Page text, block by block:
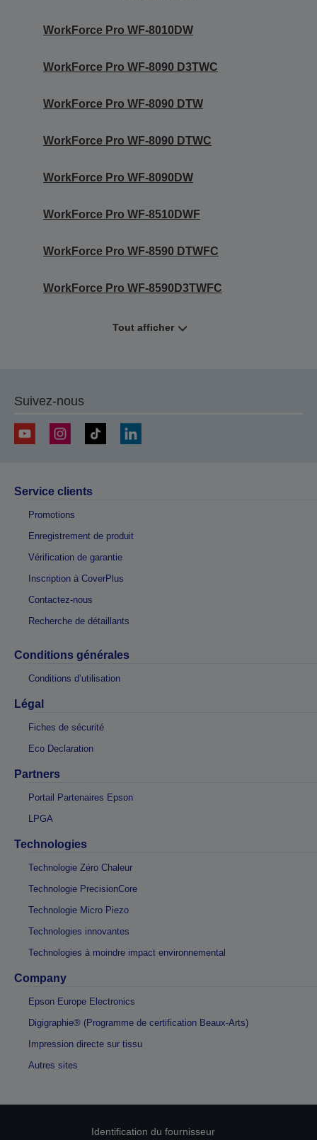
WorkForce Pro WF-8010DW
WorkForce Pro WF-8090 D3TWC
WorkForce Pro WF-8090 DTW
WorkForce Pro WF-8090 DTWC
WorkForce Pro WF-8090DW
WorkForce Pro WF-8510DWF
WorkForce Pro WF-8590 DTWFC
WorkForce Pro WF-8590D3TWFC
Tout afficher
Suivez-nous
Service clients
Promotions
Enregistrement de produit
Vérification de garantie
Inscription à CoverPlus
Contactez-nous
Recherche de détaillants
Conditions générales
Conditions d’utilisation
Légal
Fiches de sécurité
Eco Declaration
Partners
Portail Partenaires Epson
LPGA
Technologies
Technologie Zéro Chaleur
Technologie PrecisionCore
Technologie Micro Piezo
Technologies innovantes
Technologies à moindre impact environnemental
Company
Epson Europe Electronics
Digigraphie® (Programme de certification Beaux-Arts)
Impression directe sur tissu
Autres sites
Identification du fournisseur